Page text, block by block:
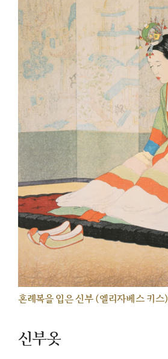
혼례복을 입은 신부 (엘리자베스 키스)
신부옷